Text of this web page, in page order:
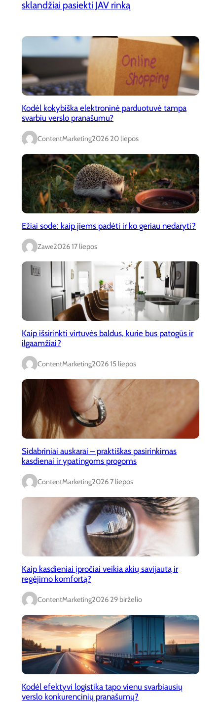
sklandžiai pasiekti JAV rinką
Kodėl kokybiška elektroninė parduotuvė tampa
svarbiu verslo pranašumu?
ContentMarketing2026 20 liepos
Ežiai sode: kaip jiems padėti ir ko geriau nedaryti?
Zawe2026 17 liepos
Kaip išsirinkti virtuvės baldus, kurie bus patogūs ir
ilgaamžiai?
ContentMarketing2026 15 liepos
Sidabriniai auskarai – praktiškas pasirinkimas
kasdienai ir ypatingoms progoms
ContentMarketing2026 7 liepos
Kaip kasdieniai įpročiai veikia akių savijautą ir
regėjimo komfortą?
ContentMarketing2026 29 birželio
Kodėl efektyvi logistika tapo vienu svarbiausių
verslo konkurencinių pranašumų?